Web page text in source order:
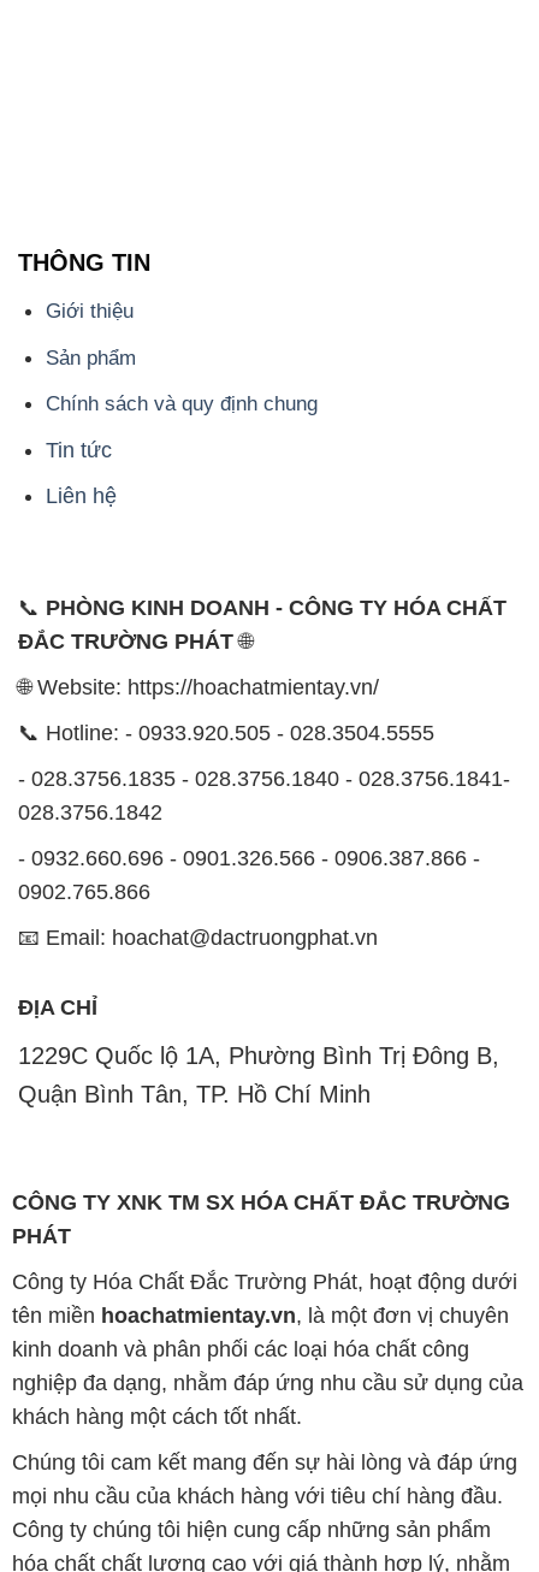
THÔNG TIN
Giới thiệu
Sản phẩm
Chính sách và quy định chung
Tin tức
Liên hệ
📞 PHÒNG KINH DOANH - CÔNG TY HÓA CHẤT
ĐẮC TRƯỜNG PHÁT🌐
🌐 Website: https://hoachatmientay.vn/
📞 Hotline: - 0933.920.505 - 028.3504.5555
- 028.3756.1835 - 028.3756.1840 - 028.3756.1841-
028.3756.1842
- 0932.660.696 - 0901.326.566 - 0906.387.866 -
0902.765.866
📧 Email: hoachat@dactruongphat.vn
ĐỊA CHỈ
1229C Quốc lộ 1A, Phường Bình Trị Đông B,
Quận Bình Tân, TP. Hồ Chí Minh
CÔNG TY XNK TM SX HÓA CHẤT ĐẮC TRƯỜNG
PHÁT
Công ty Hóa Chất Đắc Trường Phát, hoạt động dưới
tên miền hoachatmientay.vn, là một đơn vị chuyên
kinh doanh và phân phối các loại hóa chất công
nghiệp đa dạng, nhằm đáp ứng nhu cầu sử dụng của
khách hàng một cách tốt nhất.
Chúng tôi cam kết mang đến sự hài lòng và đáp ứng
mọi nhu cầu của khách hàng với tiêu chí hàng đầu.
Công ty chúng tôi hiện cung cấp những sản phẩm
hóa chất chất lượng cao với giá thành hợp lý, nhằm